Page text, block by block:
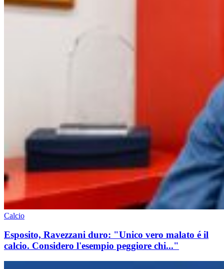
Calcio
Esposito, Ravezzani duro: "Unico vero malato é il
calcio. Considero l'esempio peggiore chi..."